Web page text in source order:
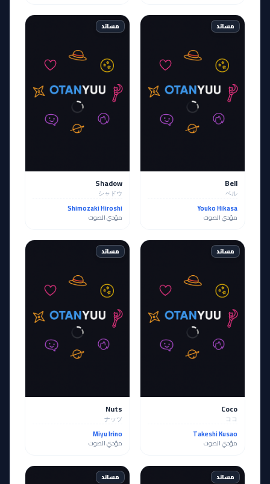
مساند
Bell
ベル
Youko Hikasa
مؤدي الصوت
مساند
Shadow
シャドウ
Shimozaki Hiroshi
مؤدي الصوت
مساند
Coco
ココ
Takeshi Kusao
مؤدي الصوت
مساند
Nuts
ナッツ
Miyu Irino
مؤدي الصوت
مساند مساند